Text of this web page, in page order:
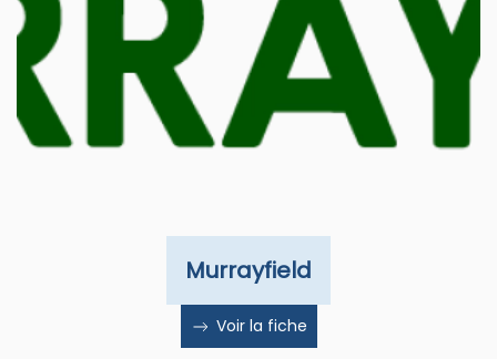
Murrayfield
Voir la fiche